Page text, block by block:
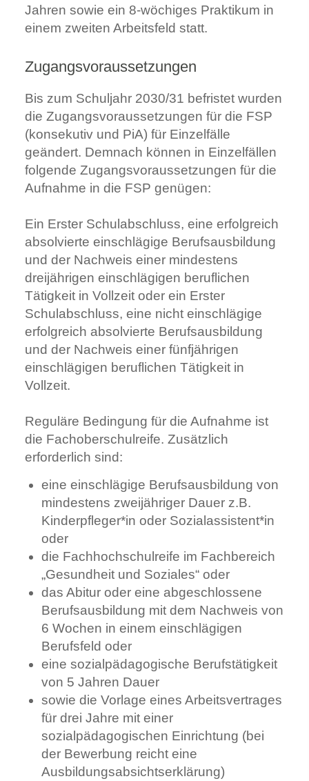
Jahren sowie ein 8-wöchiges Praktikum in
einem zweiten Arbeitsfeld statt.
Zugangsvoraussetzungen
Bis zum Schuljahr 2030/31 befristet wurden
die Zugangsvoraussetzungen für die FSP
(konsekutiv und PiA) für Einzelfälle
geändert. Demnach können in Einzelfällen
folgende Zugangsvoraussetzungen für die
Aufnahme in die FSP genügen:
Ein Erster Schulabschluss, eine erfolgreich
absolvierte einschlägige Berufsausbildung
und der Nachweis einer mindestens
dreijährigen einschlägigen beruflichen
Tätigkeit in Vollzeit oder ein Erster
Schulabschluss, eine nicht einschlägige
erfolgreich absolvierte Berufsausbildung
und der Nachweis einer fünfjährigen
einschlägigen beruflichen Tätigkeit in
Vollzeit.
Reguläre Bedingung für die Aufnahme ist
die Fachoberschulreife. Zusätzlich
erforderlich sind:
eine einschlägige Berufsausbildung von
mindestens zweijähriger Dauer z.B.
Kinderpfleger*in oder Sozialassistent*in
oder
die Fachhochschulreife im Fachbereich
„Gesundheit und Soziales“ oder
das Abitur oder eine abgeschlossene
Berufsausbildung mit dem Nachweis von
6 Wochen in einem einschlägigen
Berufsfeld oder
eine sozialpädagogische Berufstätigkeit
von 5 Jahren Dauer
sowie die Vorlage eines Arbeitsvertrages
für drei Jahre mit einer
sozialpädagogischen Einrichtung (bei
der Bewerbung reicht eine
Ausbildungsabsichtserklärung)